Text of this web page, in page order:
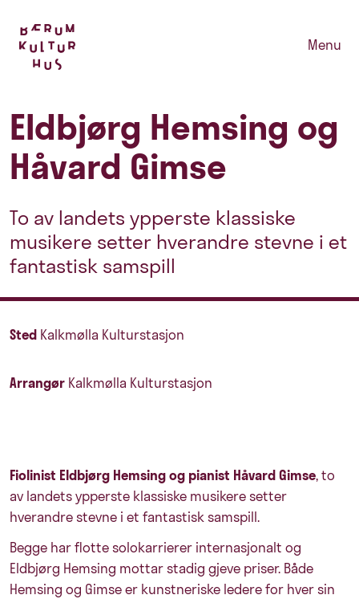
Menu
Eldbjørg Hemsing og
Håvard Gimse
To av landets ypperste klassiske
musikere setter hverandre stevne i et
fantastisk samspill
Sted Kalkmølla Kulturstasjon
Arrangør Kalkmølla Kulturstasjon
Fiolinist Eldbjørg Hemsing og pianist Håvard Gimse, to
av landets ypperste klassiske musikere setter
hverandre stevne i et fantastisk samspill.
Begge har flotte solokarrierer internasjonalt og
Eldbjørg Hemsing mottar stadig gjeve priser. Både
Hemsing og Gimse er kunstneriske ledere for hver sin